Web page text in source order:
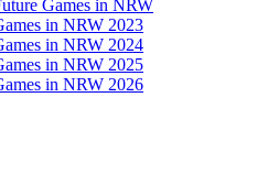
Games in NRW
in NRW 2023
in NRW 2024
in NRW 2025
in NRW 2026